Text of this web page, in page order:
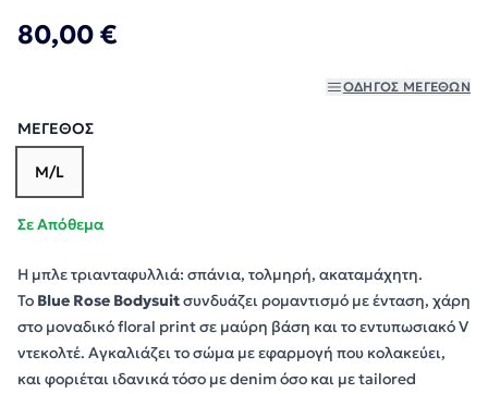
80,00 €
ΟΔΗΓΌΣ ΜΕΓΕΘΏΝ
ΜΈΓΕΘΟΣ
M/L
Σε Απόθεμα
Η μπλε τριανταφυλλιά: σπάνια, τολμηρή, ακαταμάχητη.
Το Blue Rose Bodysuitσυνδυάζει ρομαντισμό με ένταση, χάρη
στο μοναδικό floral print σε μαύρη βάση και το εντυπωσιακό V
ντεκολτέ. Αγκαλιάζει το σώμα με εφαρμογή που κολακεύει,
και φοριέται ιδανικά τόσο με denim όσο και με tailored